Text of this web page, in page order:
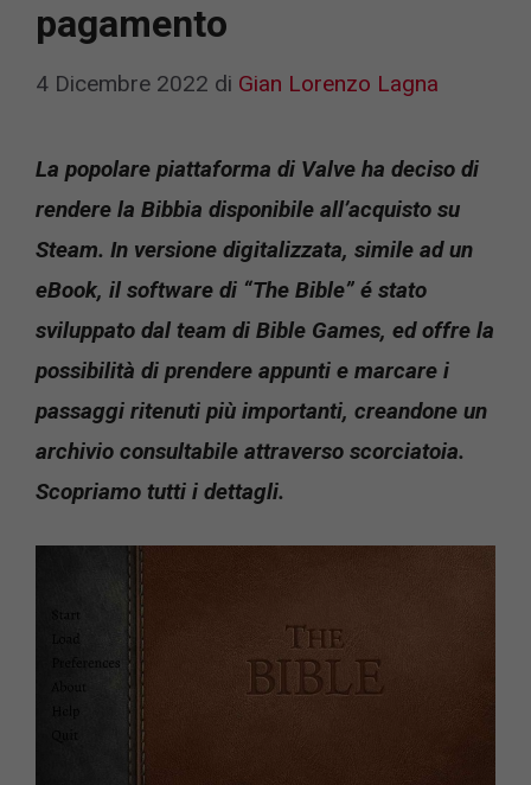
pagamento
4 Dicembre 2022 di Gian Lorenzo Lagna
La popolare piattaforma di Valve ha deciso di
rendere la Bibbia disponibile all’acquisto su
Steam. In versione digitalizzata, simile ad un
eBook, il software di “The Bible” é stato
sviluppato dal team di Bible Games, ed offre la
possibilità di prendere appunti e marcare i
passaggi ritenuti più importanti, creandone un
archivio consultabile attraverso scorciatoia.
Scopriamo tutti i dettagli.